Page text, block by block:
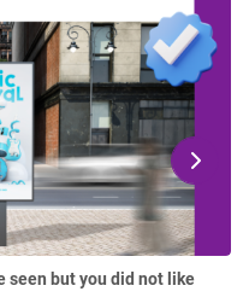
seen but you did not like